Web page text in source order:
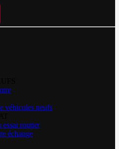
véhicules neufs
essai routier
échange